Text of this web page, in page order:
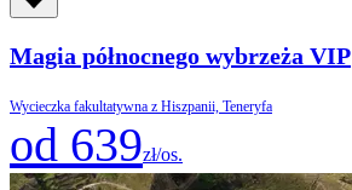
Magia północnego wybrzeża VIP
Wycieczka fakultatywna z Hiszpanii, Teneryfa
od 639zł/os.